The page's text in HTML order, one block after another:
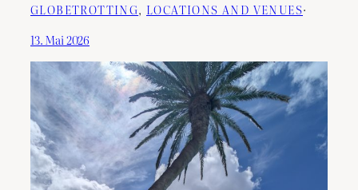
GLOBETROTTING, LOCATIONS AND VENUES·
13. Mai 2026